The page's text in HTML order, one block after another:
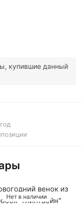
купившие данный
Нет в наличии